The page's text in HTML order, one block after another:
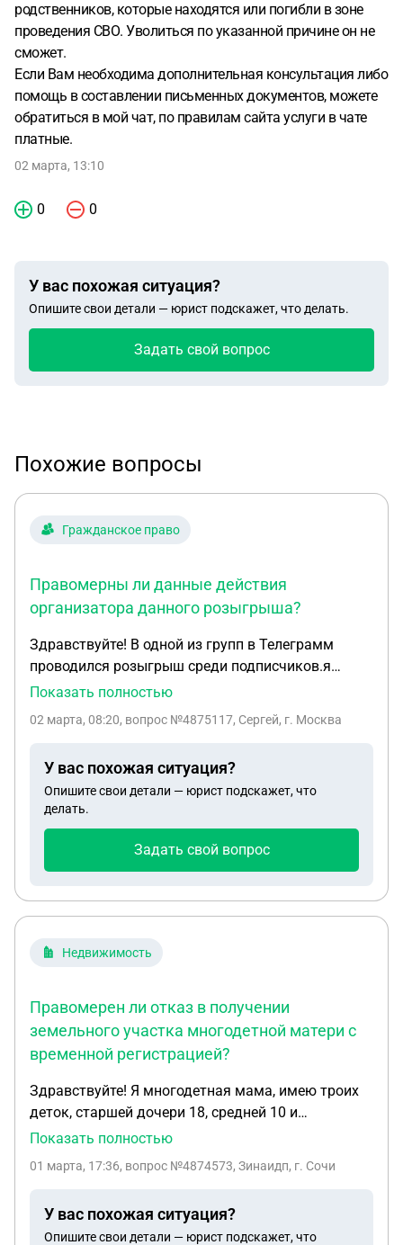
родственников, которые находятся или погибли в зоне
проведения СВО. Уволиться по указанной причине он не
сможет.
Если Вам необходима дополнительная консультация либо
помощь в составлении письменных документов, можете
обратиться в мой чат, по правилам сайта услуги в чате
платные.
02 марта, 13:10
0 0
У вас похожая ситуация?
Опишите свои детали — юрист подскажет, что делать.
Задать свой вопрос
Похожие вопросы
Гражданское право
Правомерны ли данные действия
организатора данного розыгрыша?
Здравствуйте! В одной из групп в Телеграмм
проводился розыгрыш среди подписчиков.я
выиграл главный приз.но организаторы до сих
данный приз никак не может приехать с
организатора данного розыгрыша?
Показать полностью
02 марта, 08:20, вопрос №4875117, Сергей, г. Москва
У вас похожая ситуация?
Опишите свои детали — юрист подскажет, что
делать.
Задать свой вопрос
Недвижимость
Правомерен ли отказ в получении
земельного участка многодетной матери с
временной регистрацией?
Здравствуйте! Я многодетная мама, имею троих
деток, старшей дочери 18, средней 10 и
младшему 7 лет. Замужем, проживаем всей
постоянной регистрации мужа и двоих наших
брака проживает с нами, у меня и у неё нет
Показать полностью
01 марта, 17:36, вопрос №4874573, Зинаидп, г. Сочи
У вас похожая ситуация?
Опишите свои детали — юрист подскажет, что